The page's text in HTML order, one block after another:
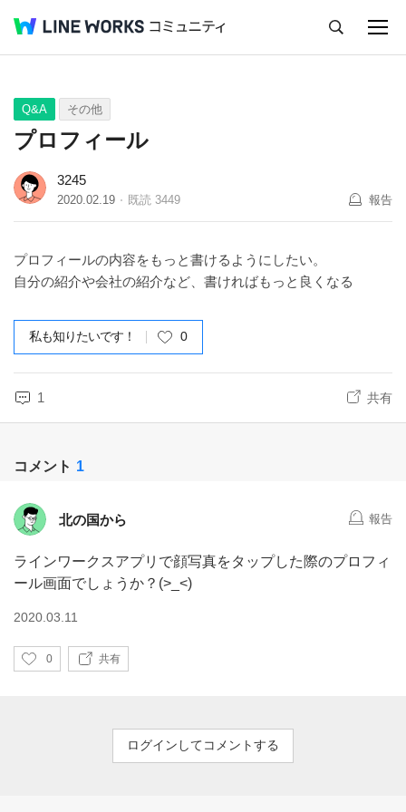
Q&A Tips Ideas
Q&A その他
プロフィール
3245
2020.02.19 既読 3449 報告
プロフィールの内容をもっと書けるようにしたい。
自分の紹介や会社の紹介など、書ければもっと良くなる
私も知りたいです！ 0
1 共有
コメント 1
北の国から 報告
ラインワークスアプリで顔写真をタップした際のプロフィ
ール画面でしょうか？(>_<)
2020.03.11
い
0 共有
ログインしてコメントする